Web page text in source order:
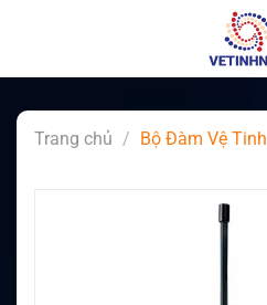
Trang chủ / Bộ Đàm Vệ Tinh